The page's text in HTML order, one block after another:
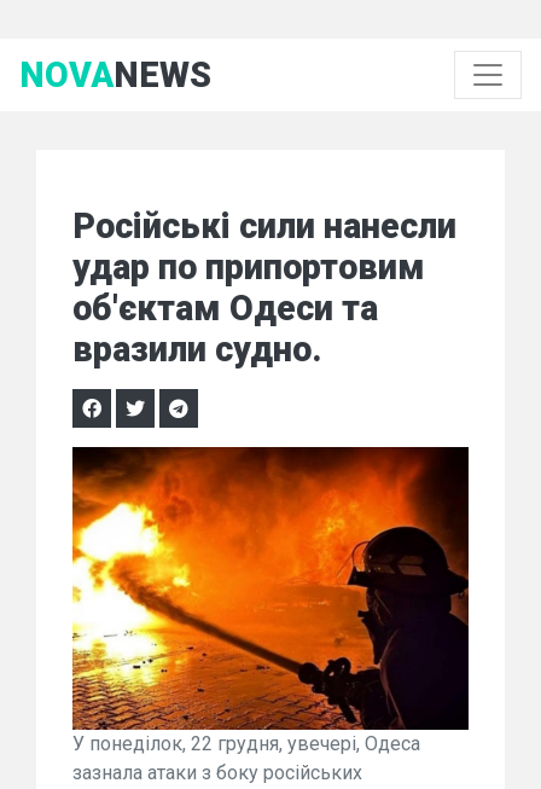
NOVANEWS
Російські сили нанесли
удар по припортовим
об'єктам Одеси та
вразили судно.
У понеділок, 22 грудня, увечері, Одеса
зазнала атаки з боку російських